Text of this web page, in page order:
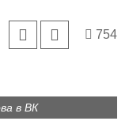
754
в ВК